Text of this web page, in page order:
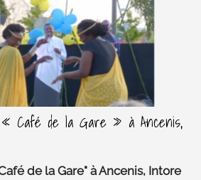
Café de la Gare » à Ancenis,
de la Gare" à Ancenis, Intore